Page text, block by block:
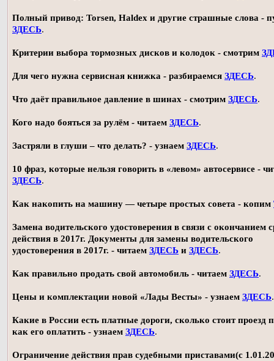
Полный привод: Torsen, Haldex и другие страшные слова -
ЗДЕСЬ.
Критерии выбора тормозных дисков и колодок - смотрим
Для чего нужна сервисная книжка - разбираемся ЗДЕСЬ.
Что даёт правильное давление в шинах - смотрим ЗДЕСЬ.
Кого надо бояться за рулём - читаем ЗДЕСЬ.
Застряли в глуши – что делать? - узнаем ЗДЕСЬ.
10 фраз, которые нельзя говорить в «левом» автосервисе -
ЗДЕСЬ.
Как накопить на машину — четыре простых совета - копим
Замена водительского удостоверения в связи с окончанием
действия в 2017г. Документы для замены водительского
удостоверения в 2017г. - читаем ЗДЕСЬ и ЗДЕСЬ.
Как правильно продать свой автомобиль - читаем ЗДЕСЬ.
Цены и комплектации новой «Лады Весты» - узнаем ЗДЕСЬ.
Какие в России есть платные дороги, сколько стоит проезд
как его оплатить - узнаем ЗДЕСЬ.
Ограничение действия прав судебными приставами(с